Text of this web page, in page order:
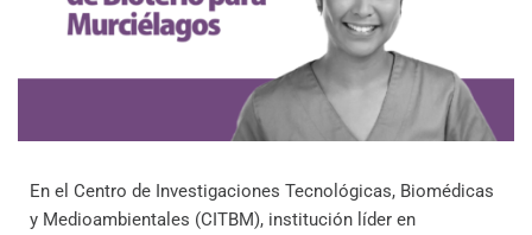
En el Centro de Investigaciones Tecnológicas, Biomédicas
y Medioambientales (CITBM), institución líder en